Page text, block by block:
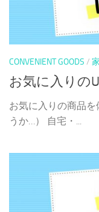
CONVENIENT GOODS /
お気に入りの
お気に入りの商品
うか…） 自宅・...